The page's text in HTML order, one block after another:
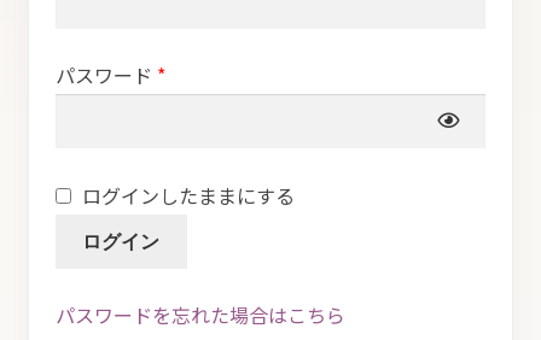
パスワード *必
ログインしたままにする
ログイン
パスワードを忘れた場合はこちら